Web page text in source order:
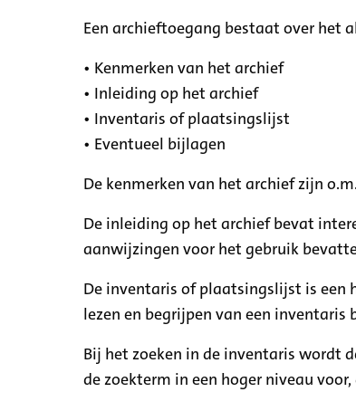
Een archieftoegang bestaat over het
• Kenmerken van het archief
• Inleiding op het archief
• Inventaris of plaatsingslijst
• Eventueel bijlagen
De kenmerken van het archief zijn
De inleiding op het archief bevat
aanwijzingen voor het gebruik
De inventaris of plaatsingslijst is een
lezen en begrijpen van een
Bij het zoeken in de inventaris wordt
de zoekterm in een hoger niveau